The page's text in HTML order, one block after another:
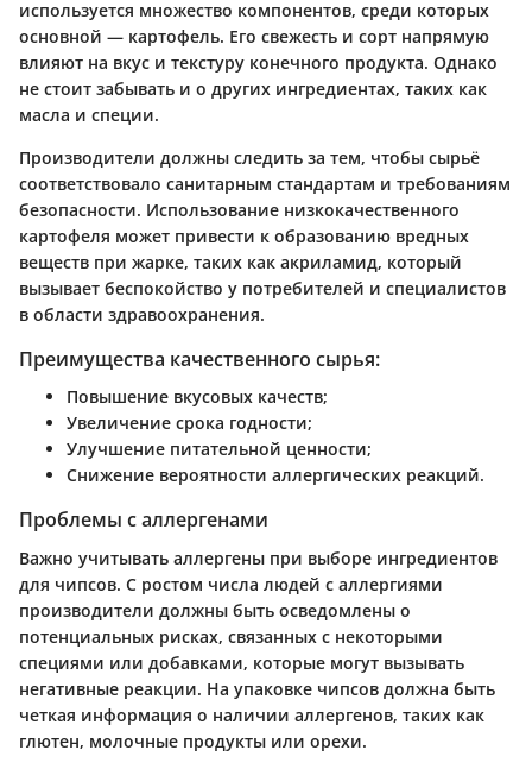
используется множество компонентов, среди которых
основной — картофель. Его свежесть и сорт напрямую
влияют на вкус и текстуру конечного продукта. Однако
не стоит забывать и о других ингредиентах, таких как
масла и специи.
Производители должны следить за тем, чтобы сырьё
соответствовало санитарным стандартам и требованиям
безопасности. Использование низкокачественного
картофеля может привести к образованию вредных
веществ при жарке, таких как акриламид, который
вызывает беспокойство у потребителей и специалистов
в области здравоохранения.
Преимущества качественного сырья:
Повышение вкусовых качеств;
Увеличение срока годности;
Улучшение питательной ценности;
Снижение вероятности аллергических реакций.
Проблемы с аллергенами
Важно учитывать аллергены при выборе ингредиентов
для чипсов. С ростом числа людей с аллергиями
производители должны быть осведомлены о
потенциальных рисках, связанных с некоторыми
специями или добавками, которые могут вызывать
негативные реакции. На упаковке чипсов должна быть
четкая информация о наличии аллергенов, таких как
глютен, молочные продукты или орехи.